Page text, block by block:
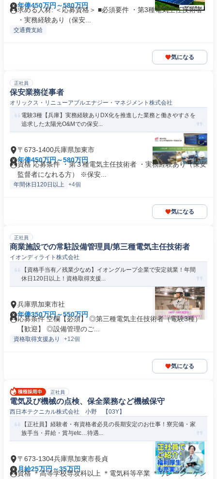
年俸450万円～580万円
求める人材: ＜応募資格＞ ■必須要件 ・第3種電気主任技術者
・実務経験あり（保安...
交通費支給
気になる
正社員
保安業務従事者
オリックス・リニューアブルエナジー・マネジメント株式会社
電験3種【兵庫】実務経験ありDX化を推進した業務と働きやすさを
追求した太陽光O&Mでの保安...
〒673-1400兵庫県加東市
年俸450万円～580万円
資格 応募条件 ・第３種電気主任技術者 ・実務経験あり（保安
監督者になれる方） ※保安...
年間休日120日以上 +4個
気になる
正社員
商業施設での常駐設備管理員/第三種電気主任技術者
イオンディライト株式会社
【資格手当有／残業少なめ】イオングループ企業で安定就業！年間
休日120日以上！資格取得支援...
兵庫県加東市社
年俸350万円～550万円
応募条件 空欄【必須】 ◎第三種電気主任技術者（電験3種）
【歓迎】 ◎設備管理のご...
資格取得支援あり +12個
気になる
正社員
電気及び機械の点検、保全業務など機械保守
西日本テクニカル株式会社 小野 【03Y】
【正社員】経験者・有資格者必見の長期安定のお仕事！寮完備・家
族手当・昇給・賞与etc…待遇...
〒673-1304兵庫県加東市長貞
月給25万円～35万円
資格 ＊高等学校専攻科以上 ＊電気科等卒業 ＊リレーシーケン